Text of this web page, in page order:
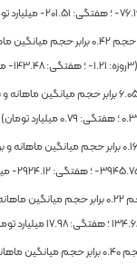
-؛ هفتگی: -201.51میلیارد
حجم0.42برابر حجم میانگین
-1.21؛ هفتگی:-143.48
برابر حجم میانگین ماهانه
؛ هفتگی:0.79میلیارد تومان)
0.16برابر حجم میانگین ماهانه و
-؛ هفتگی:-2924.12
0.22برابر حجم میانگین
؛ هفتگی:17.98میلیارد
0.40برابر حجم میانگین